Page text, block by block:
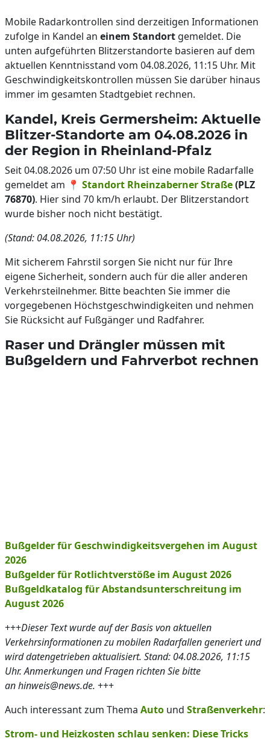
Mobile Radarkontrollen sind derzeitigen Informationen
zufolge in Kandel an einem Standort gemeldet. Die
unten aufgeführten Blitzerstandorte basieren auf dem
aktuellen Kenntnisstand vom 04.08.2026, 11:15 Uhr. Mit
Geschwindigkeitskontrollen müssen Sie darüber hinaus
immer im gesamten Stadtgebiet rechnen.
Kandel, Kreis Germersheim: Aktuelle
Blitzer-Standorte am 04.08.2026 in
der Region in Rheinland-Pfalz
Seit 04.08.2026 um 07:50 Uhr ist eine mobile Radarfalle
gemeldet am 📍 Standort Rheinzaberner Straße(PLZ
76870). Hier sind 70 km/h erlaubt. Der Blitzerstandort
wurde bisher noch nicht bestätigt.
(Stand: 04.08.2026, 11:15 Uhr)
Mit sicherem Fahrstil sorgen Sie nicht nur für Ihre
eigene Sicherheit, sondern auch für die aller anderen
Verkehrsteilnehmer. Bitte beachten Sie immer die
vorgegebenen Höchstgeschwindigkeiten und nehmen
Sie Rücksicht auf Fußgänger und Radfahrer.
Raser und Drängler müssen mit
Bußgeldern und Fahrverbot rechnen
Bußgelder für Geschwindigkeitsvergehen im August
2026
Bußgelder für Rotlichtverstöße im August 2026
Bußgeldkatalog für Abstandsunterschreitung im
August 2026
+++Dieser Text wurde auf der Basis von aktuellen
Verkehrsinformationen zu mobilen Radarfallen generiert und
wird datengetrieben aktualisiert. Stand: 04.08.2026, 11:15
Uhr. Anmerkungen und Fragen richten Sie bitte
an hinweis@news.de. +++
Auch interessant zum Thema Auto und Straßenverkehr:
Strom- und Heizkosten schlau senken: Diese Tricks